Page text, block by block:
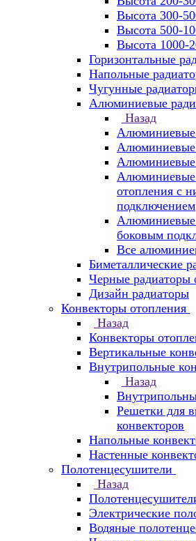
Высота 300-
Высота 500-
Высота 1000-
Горизонтальные
Напольные
Чугунные
Алюминиевые
Назад
Алюминиевые
Алюминиевые
Алюминиевые
Алюминиевые
отопления с
подключением
Алюминиевые
боковым
Все
Биметаллические
Черные радиаторы
Дизайн радиаторы
Конвекторы отопления
Назад
Конвекторы
Вертикальные
Внутрипольные
Назад
Решетки для
конвекторов
Напольные
Настенные
Полотенцесушители
Назад
Электрические
Водяные